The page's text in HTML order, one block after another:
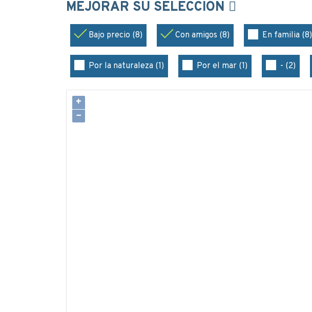
MEJORAR SU SELECCIÓN
Bajo precio (8) Con amigos (8) En familia (8)
Por la naturaleza (1) Por el mar (1) - (2)
+
−